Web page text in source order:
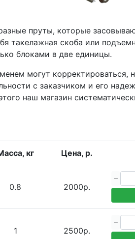
пруты, которые
такелажная скоба или
блоками в две единицы.
могут корректироваться,
с заказчиком и его
наш магазин
кг Цена, р.
0.8 2000р.
1 2500р.